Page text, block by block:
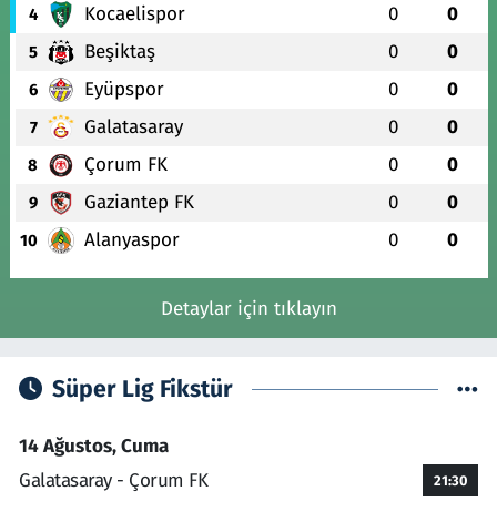
4 Kocaelispor 0 0
5 Beşiktaş 0 0
6 Eyüpspor 0 0
7 Galatasaray 0 0
8 Çorum FK 0 0
9 Gaziantep FK 0 0
10 Alanyaspor 0 0
Detaylar için tıklayın
Süper Lig Fikstür
14 Ağustos, Cuma
Galatasaray - Çorum FK
21:30